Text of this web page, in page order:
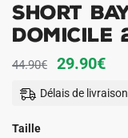
Short
Domicile
44.90€
Le
prix
29.90€Le
prix
Délais de
Taille